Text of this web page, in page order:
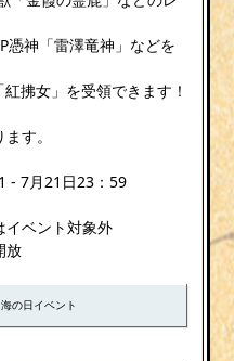
憑神「雷澤竜神」などを
拂女」を受領できます！
す。
- 7月21日23：59
ベント対象外
放
海の日イベント